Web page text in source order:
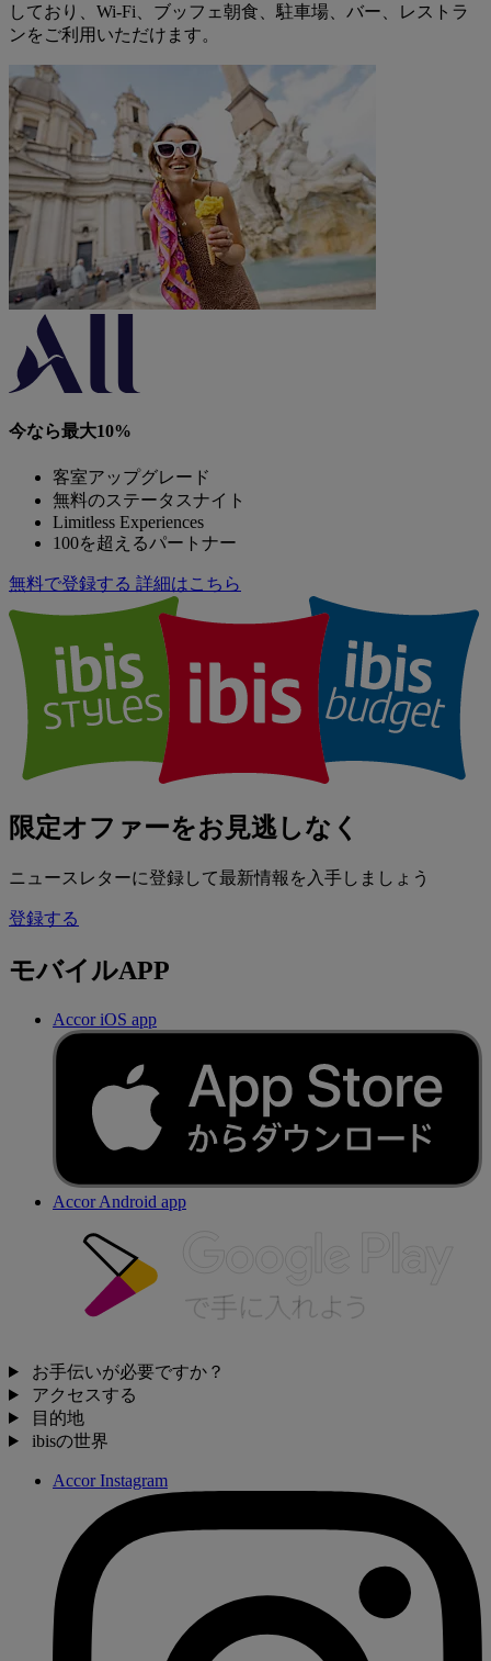
しており、Wi-Fi、ブッフェ朝食、駐車場、バー、レストラ
ンをご利用いただけます。
今なら最大10%
客室アップグレード
無料のステータスナイト
Limitless Experiences
100を超えるパートナー
無料で登録する 詳細はこちら
限定オファーをお見逃しなく
ニュースレターに登録して最新情報を入手しましょう
登録する
モバイルAPP
Accor iOS app
Accor Android app
お手伝いが必要ですか？
アクセスする
目的地
ibisの世界
Accor Instagram